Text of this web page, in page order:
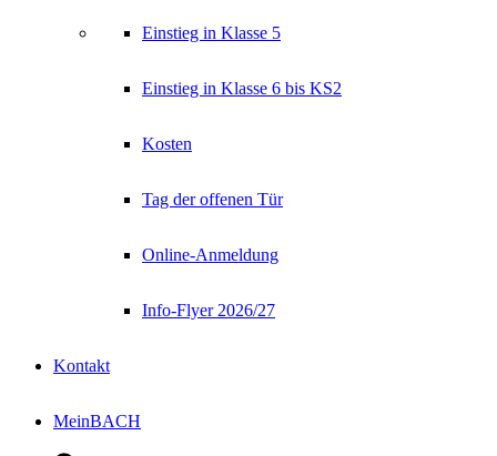
Einstieg in Klasse 5
Einstieg in Klasse 6 bis KS2
Kosten
Tag der offenen Tür
Online-Anmeldung
Info-Flyer 2026/27
Kontakt
MeinBACH